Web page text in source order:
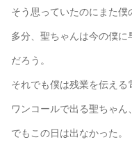
そう思っていたのにまた僕
多分、聖ちゃんは今の僕
だろう。
それでも僕は残業を伝える
ワンコールで出る聖ちゃん、
でもこの日は出なかった。